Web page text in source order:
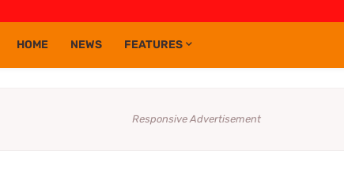
HOME NEWS FEATURES
Responsive Advertisement